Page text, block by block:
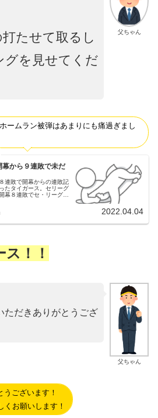
父ちゃん
たせて取るし
グを見せてくだ
ームラン被弾はあまりにも痛過ぎまし
から９連敗で未だ
連敗で開幕からの連敗記
たタイガース。セリーグ
幕８連敗でセ・リーグワ
2022.04.04
！！
父ちゃん
ただきありがとうござ
ございます！
くお願いします！